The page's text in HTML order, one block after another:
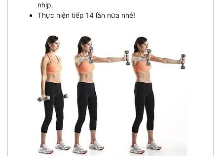
nhịp.
Thực hiện tiếp 14 lần nữa nhé!